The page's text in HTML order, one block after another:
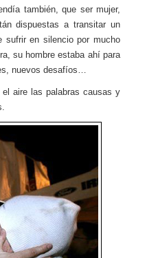
también, que ser mujer,
dispuestas a transitar un
sufrir en silencio por mucho
su hombre estaba ahí para
nuevos desafíos…
el aire las palabras causas y